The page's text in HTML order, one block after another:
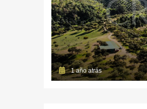
1 año atrás